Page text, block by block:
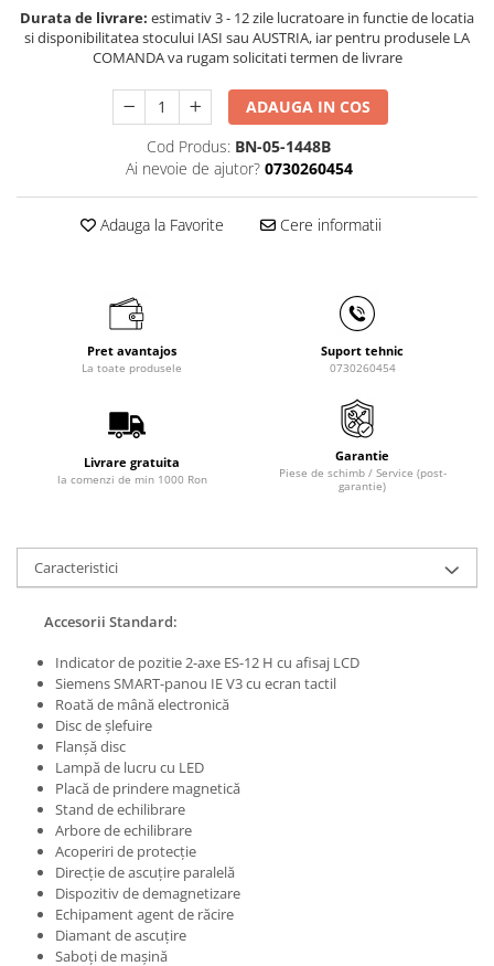
de actionare
Masini de gaurit cu coloana si
curea de distributie
Masini de gaurit cu masa
Masini de gaurit cu stand si
Masini de gaurit radiale
Masini de gaurit si frezat
Masini de gaurit cu freza
Masini de frezat cu batiu
Masini de frezat multifunctionale
Masini de frezat universale SERVO
Masini de slefuit metal
Masini de ascutit burghie
Masini de rectificat plan
Masini de rectificat plan
Masini de rectificat rotund
Masini de slefuit combinate
Masini de slefuit cu banda
Masini de slefuit cu disc
Masini de slefuit cu mediu umed si
uscat
Masini de slefuit cutite de gravat
Masini de tesit
Masini pentru slefuit tevi
Masini universale de ascutit
Polizoare de banc
Masini de filetat
Durata de livrare: estimativ 3 - 12 zile lucratoare in functie de locatia
si disponibilitatea stocului IASI sau AUSTRIA, iar pentru produsele LA
COMANDA va rugam solicitati termen de livrare
ADAUGA IN COS
Cod Produs: BN-05-1448B
Ai nevoie de ajutor? 0730260454
Adauga la Favorite Cere informatii
Pret avantajos
La toate produsele
Suport tehnic
0730260454
Livrare gratuita
la comenzi de min 1000 Ron
Garantie
Piese de schimb / Service (post-
garantie)
Caracteristici
Accesorii Standard:
Indicator de pozitie 2-axe ES-12 H cu afisaj LCD
Siemens SMART-panou IE V3 cu ecran tactil
Roată de mână electronică
Disc de şlefuire
Flanşă disc
Lampă de lucru cu LED
Placă de prindere magnetică
Stand de echilibrare
Arbore de echilibrare
Acoperiri de protecţie
Direcţie de ascuţire paralelă
Dispozitiv de demagnetizare
Echipament agent de răcire
Diamant de ascuţire
Saboţi de maşină